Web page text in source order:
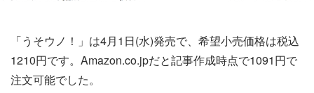
「うそウノ！」は4月1日(水)発売で、希望小売価格は税込
1210円です。Amazon.co.jpだと記事作成時点で1091円で
注文可能でした。